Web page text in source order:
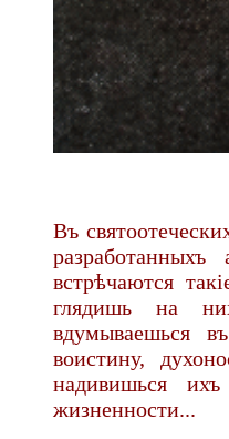
Въ
встрѣчаются
гля­дишь на
вдумываешься
воистину,
надивишься
жизненности...